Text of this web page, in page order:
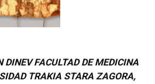
FACULTAD DE MEDICINA
TRAKIA STARA ZAGORA,